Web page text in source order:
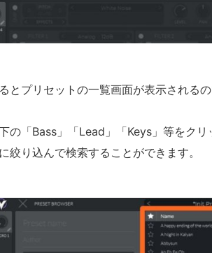
とプリセットの一覧画面が表示される
の「Bass」「Lead」「Keys」等をク
絞り込んで検索することができます。